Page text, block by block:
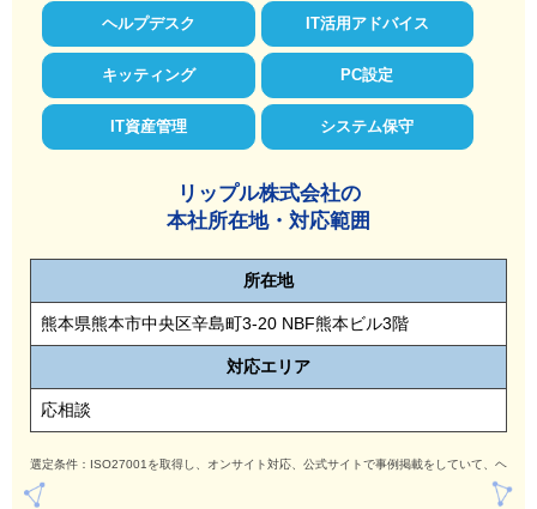
ヘルプデスク IT活用アドバイス
キッティング PC設定
IT資産管理 システム保守
リップル株式会社の
本社所在地・対応範囲
所在地
熊本県熊本市中央区辛島町3-20 NBF熊本ビル3階
対応エリア
応相談
選定条件：ISO27001を取得し、オンサイト対応、公式サイトで事例掲載をしていて、ヘルプ